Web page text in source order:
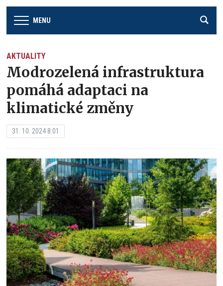
MENU
AKTUALITY
Modrozelená infrastruktura
pomáhá adaptaci na
klimatické změny
31. 10. 2024 8:01